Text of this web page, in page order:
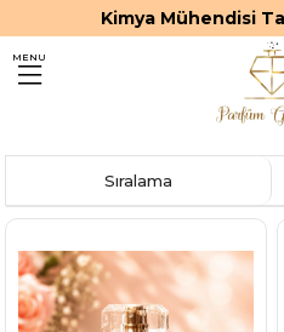
MENU
Sıralama